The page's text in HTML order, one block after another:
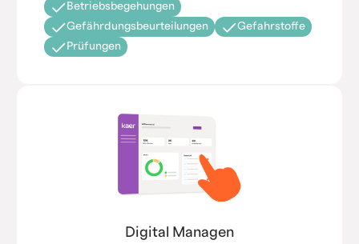
Betriebsbegehungen
Gefährdungsbeurteilungen
Gefahrstoffe
Prüfungen
Digital Managen